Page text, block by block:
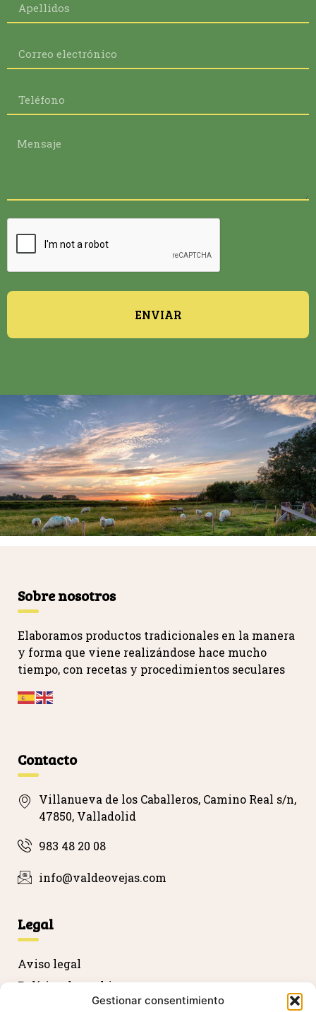
Gestionar consentimiento
ENVIAR
Sobre nosotros
Elaboramos productos tradicionales en la manera
y forma que viene realizándose hace mucho
tiempo, con recetas y procedimientos seculares
Contacto
Villanueva de los Caballeros, Camino Real s/n,
47850, Valladolid
983 48 20 08
info@valdeovejas.com
Legal
Aviso legal
Política de cookies
Política de privacidad